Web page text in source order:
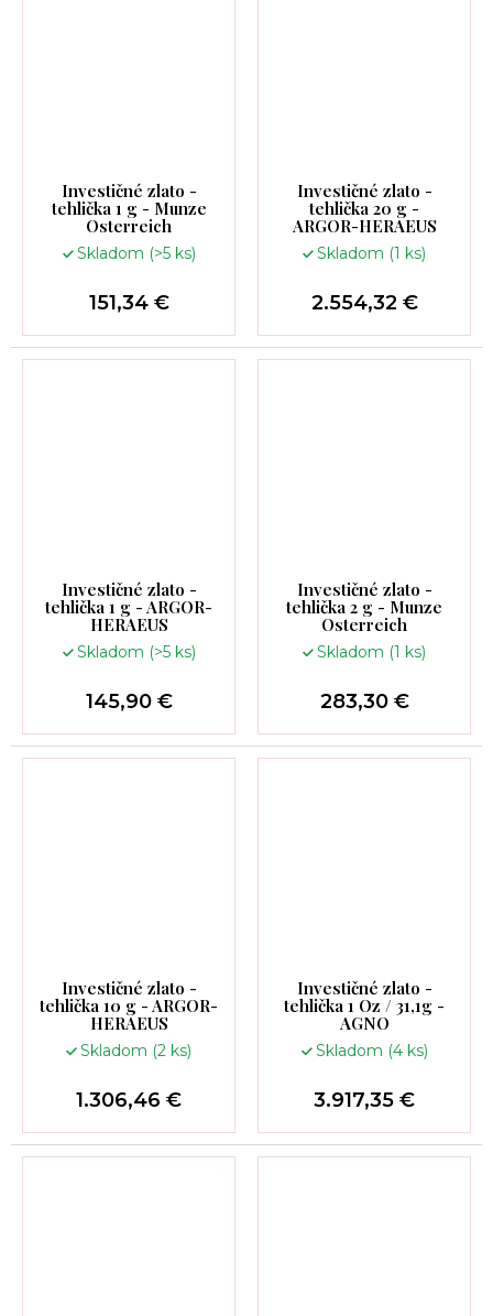
Investičné zlato -
tehlička 1 g - Munze
Osterreich
Skladom (>5 ks)
151,34 €
Investičné zlato -
tehlička 20 g -
ARGOR-HERAEUS
Skladom (1 ks)
2.554,32 €
Investičné zlato -
tehlička 1 g - ARGOR-
HERAEUS
Skladom (>5 ks)
145,90 €
Investičné zlato -
tehlička 2 g - Munze
Osterreich
Skladom (1 ks)
283,30 €
Investičné zlato -
tehlička 10 g - ARGOR-
HERAEUS
Skladom (2 ks)
1.306,46 €
Investičné zlato -
tehlička 1 Oz / 31,1g -
AGNO
Skladom (4 ks)
3.917,35 €